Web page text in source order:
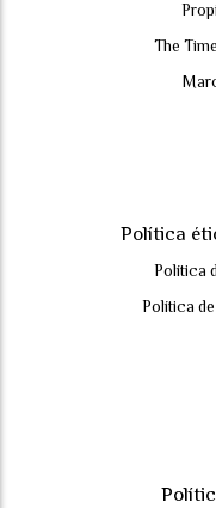
The
Política
Política
Política